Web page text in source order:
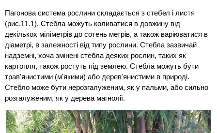
Пагонова система рослини складається з стебел і листя
(рис.11.1
11.1). Стебла можуть коливатися в довжину від
декількох міліметрів до сотень метрів, а також варіюватися в
діаметрі, в залежності від типу рослини. Стебла зазвичай
надземні, хоча змінені стебла деяких рослин, таких як
картопля, також ростуть під землею. Стебла можуть бути
трав'янистими (м'якими) або дерев'янистими в природі.
Стебло може бути нерозгалуженим, як у пальми, або сильно
розгалуженим, як у дерева магнолії.